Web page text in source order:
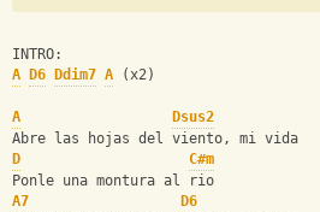
INTRO:
A
D6 Ddim7 A (x2)
A
Dsus2
Abre las hojas del viento, mi vida
D
C#m
Ponle una montura al rio
A7
D6